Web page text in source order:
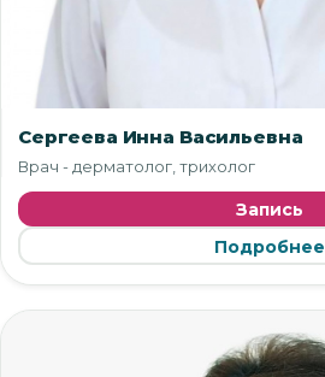
Сергеева Инна Васильевна
Врач - дерматолог, трихолог
Запись
Подробнее